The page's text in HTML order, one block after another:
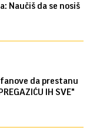
Naučiš da se nosiš
fanove da prestanu
IH SVE"